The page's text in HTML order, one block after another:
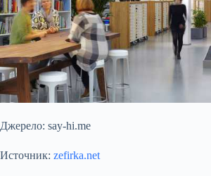
Джерело: say-hi.me
Источник: zefirka.net